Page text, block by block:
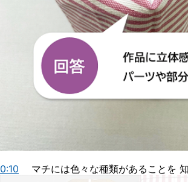
0:10 マチには色々な種類があることを